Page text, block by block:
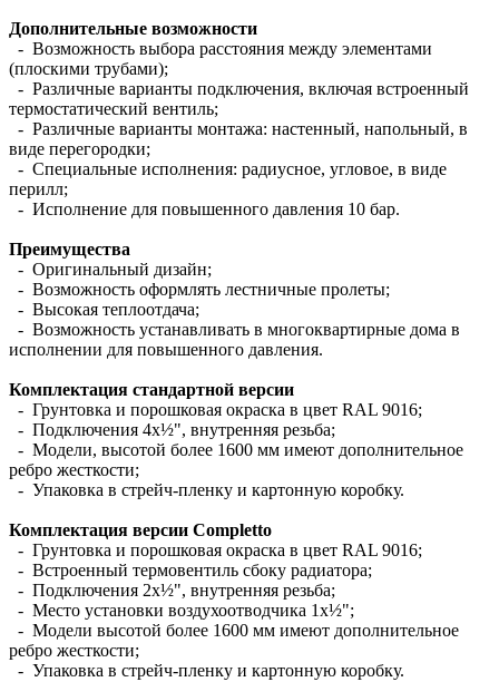
Дополнительные возможности
- Возможность выбора расстояния между элементами
(плоскими трубами);
- Различные варианты подключения, включая встроенный
термостатический вентиль;
- Различные варианты монтажа: настенный, напольный, в
виде перегородки;
- Специальные исполнения: радиусное, угловое, в виде
перилл;
- Исполнение для повышенного давления 10 бар.
Преимущества
- Оригинальный дизайн;
- Возможность оформлять лестничные пролеты;
- Высокая теплоотдача;
- Возможность устанавливать в многоквартирные дома в
исполнении для повышенного давления.
Комплектация стандартной версии
- Грунтовка и порошковая окраска в цвет RAL 9016;
- Подключения 4х½", внутренняя резьба;
- Модели, высотой более 1600 мм имеют дополнительное
ребро жесткости;
- Упаковка в стрейч-пленку и картонную коробку.
Комплектация версии Completto
- Грунтовка и порошковая окраска в цвет RAL 9016;
- Встроенный термовентиль сбоку радиатора;
- Подключения 2х½", внутренняя резьба;
- Место установки воздухоотводчика 1х½";
- Модели высотой более 1600 мм имеют дополнительное
ребро жесткости;
- Упаковка в стрейч-пленку и картонную коробку.